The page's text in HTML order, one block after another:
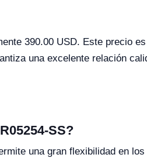
390.00 USD. Este precio
una excelente relación
SS?
una gran flexibilidad en